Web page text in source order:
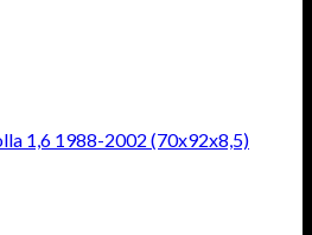
1,6 1988-2002 (70x92x8,5)